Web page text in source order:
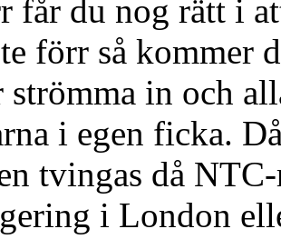
får du nog rätt i
förr så kommer
strömma in och
i egen ficka.
tvingas då NTC-
i London